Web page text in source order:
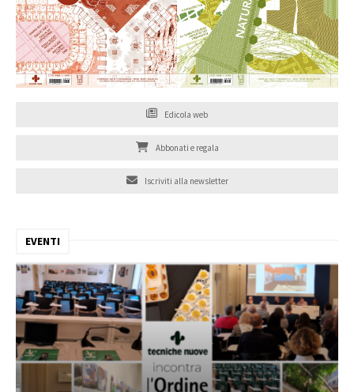
Edicola web
Abbonati e regala
Iscriviti alla newsletter
EVENTI